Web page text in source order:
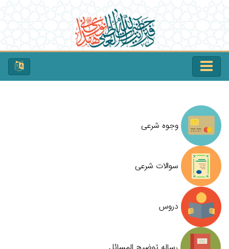
وجوه شرعی
سوالات شرعی
دروس